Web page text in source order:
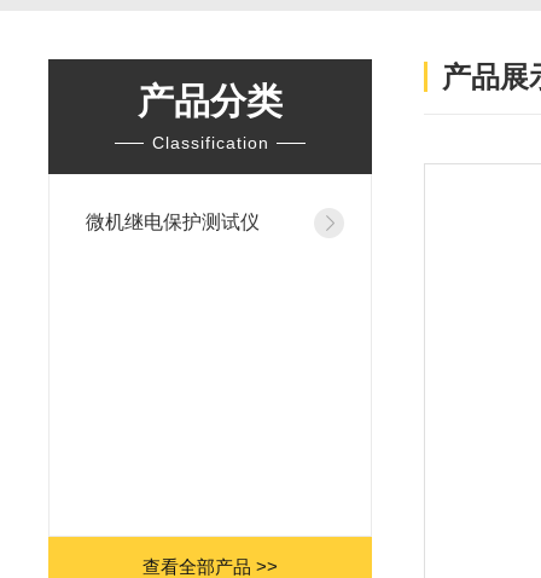
产品分类
Classification
微机继电保护测试仪
查看全部产品 >>
产品展